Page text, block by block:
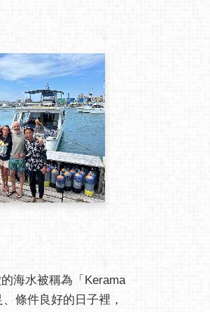
海水被稱為「Kerama
條件良好的日子裡，